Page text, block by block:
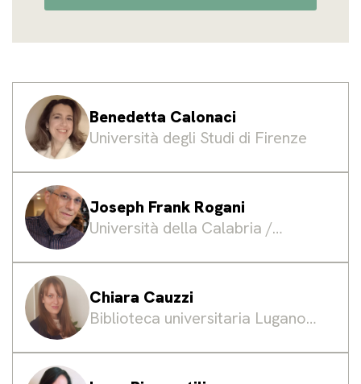
Benedetta Calonaci
Università degli Studi di Firenze
Joseph Frank Rogani
Università della Calabria /
Chiara Cauzzi
Biblioteca universitaria Lugano -